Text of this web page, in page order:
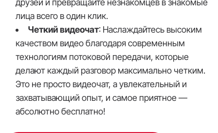
друзей и превращайте незнакомцев в знакомые
лица всего в один клик.
Четкий видеочат: Наслаждайтесь высоким
качеством видео благодаря современным
технологиям потоковой передачи, которые
делают каждый разговор максимально четким.
Это не просто видеочат, а увлекательный и
захватывающий опыт, и самое приятное —
абсолютно бесплатно!